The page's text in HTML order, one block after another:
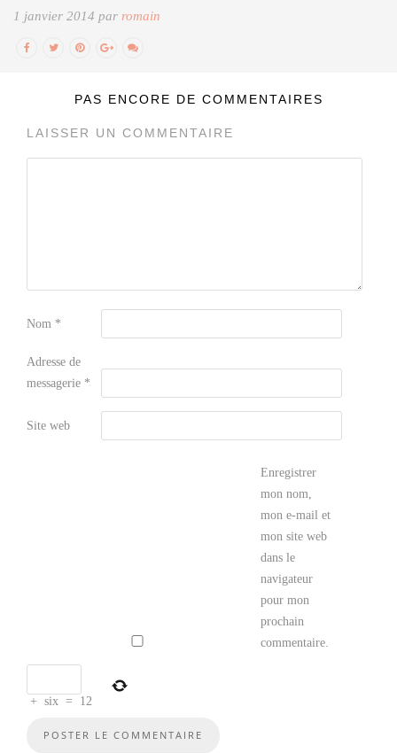
1 janvier 2014 par romain
PAS ENCORE DE COMMENTAIRES
LAISSER UN COMMENTAIRE
Nom *
Adresse de
messagerie *
Site web
Enregistrer
mon nom,
mon e-mail et
mon site web
dans le
navigateur
pour mon
prochain
commentaire.
+ six = 12